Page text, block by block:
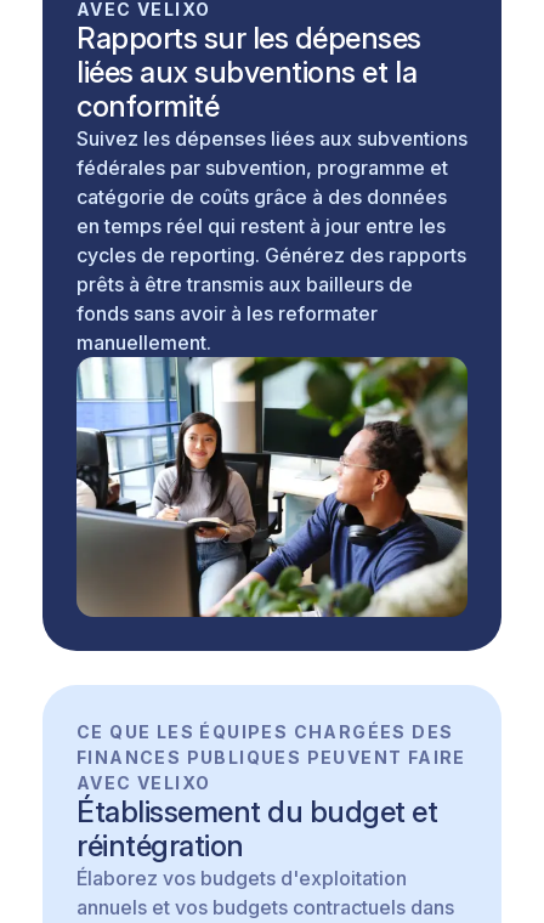
AVEC VELIXO
Rapports sur les dépenses
liées aux subventions et la
conformité
Suivez les dépenses liées aux subventions
fédérales par subvention, programme et
catégorie de coûts grâce à des données
en temps réel qui restent à jour entre les
cycles de reporting. Générez des rapports
prêts à être transmis aux bailleurs de
fonds sans avoir à les reformater
manuellement.
CE QUE LES ÉQUIPES CHARGÉES DES
FINANCES PUBLIQUES PEUVENT FAIRE
AVEC VELIXO
Établissement du budget et
réintégration
Élaborez vos budgets d'exploitation
annuels et vos budgets contractuels dans